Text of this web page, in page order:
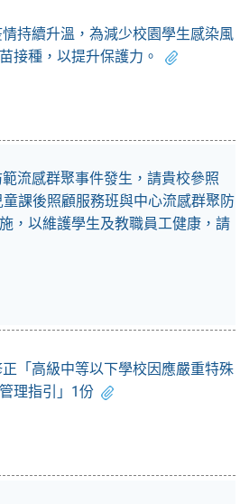
持續升溫，為減少校園學生感染風
接種，以提升保護力。
範流感群聚事件發生，請貴校參照
課後照顧服務班與中心流感群聚防
，以維護學生及教職員工健康，請
「高級中等以下學校因應嚴重特殊
理指引」1份